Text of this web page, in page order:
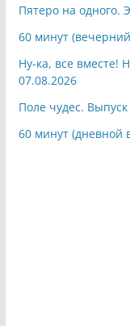
Пятеро на одного.
60 минут
Ну-ка, все вместе!
07.08.2026
Поле чудес.
60 минут (дневной